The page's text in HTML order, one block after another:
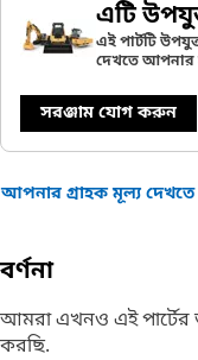
এটি
এই পার্টটি
দেখতে আপনার
সরঞ্জাম যোগ করুন
আপনার গ্রাহক মূল্য
বর্ণনা
আমরা এখনও এই
করছি.